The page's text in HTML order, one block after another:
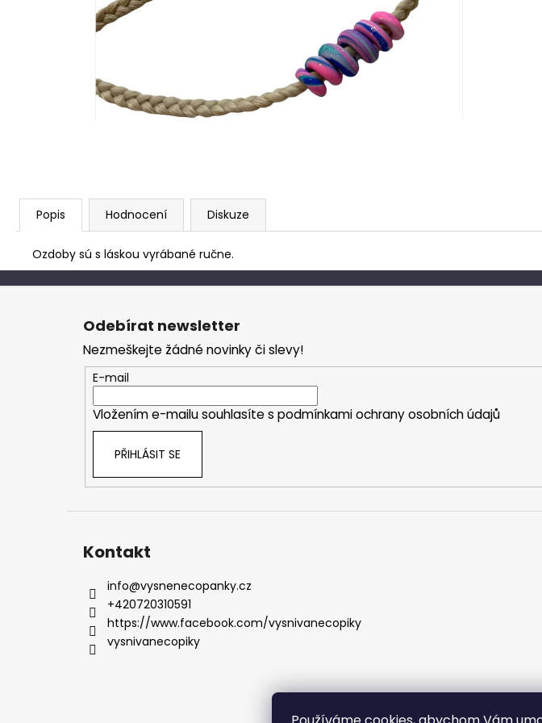
Popis Hodnocení Diskuze
Ozdoby sú s láskou vyrábané ručne.
Z
Odebírat newsletter
Nezmeškejte žádné novinky či slevy!
E-mail
Vložením e-mailu souhlasíte s podmínkami ochrany osobních údajů
PŘIHLÁSIT SE
Kontakt
info@vysnenecopanky.cz
+420720310591
https://www.facebook.com/vysnivanecopiky
vysnivanecopiky